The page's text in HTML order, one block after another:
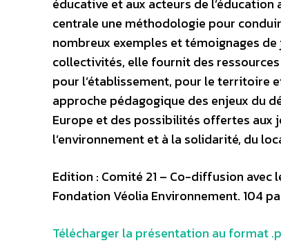
éducative et aux acteurs de
centrale une méthodologie pour
nombreux exemples et témoignages de
collectivités, elle fournit des
pour l’établissement, pour le territoire
approche pédagogique des enjeux du
Europe et des possibilités offertes
l’environnement et à la solidarité, du
Edition : Comité 21 – Co-diffusion avec
Fondation Véolia Environnement. 104
Télécharger la présentation au format